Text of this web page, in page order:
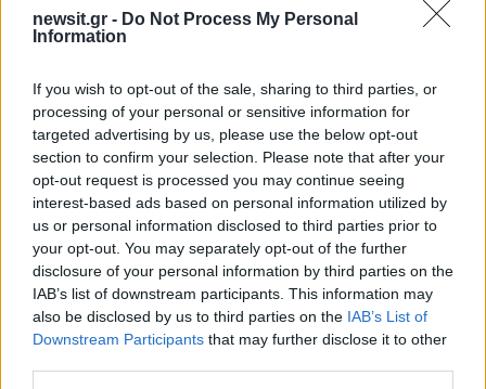
newsit.gr - Do Not Process My Personal
Information
If you wish to opt-out of the sale, sharing to third parties, or
processing of your personal or sensitive information for
targeted advertising by us, please use the below opt-out
section to confirm your selection. Please note that after your
opt-out request is processed you may continue seeing
interest-based ads based on personal information utilized by
us or personal information disclosed to third parties prior to
your opt-out. You may separately opt-out of the further
disclosure of your personal information by third parties on the
IAB’s list of downstream participants. This information may
also be disclosed by us to third parties on the IAB’s List of
Downstream Participants that may further disclose it to other
Σχόλια
Σχολίασε εδώ
Μοτζτάμπα Χαμενεΐ ενώ
φουντώνουν οι φήμες για
το αν βρίσκεται στη ζωή
Σαρακήνικο της
ελικοδρόμιο –
το ελικόπτερο τους
κάνουν μπάνιο